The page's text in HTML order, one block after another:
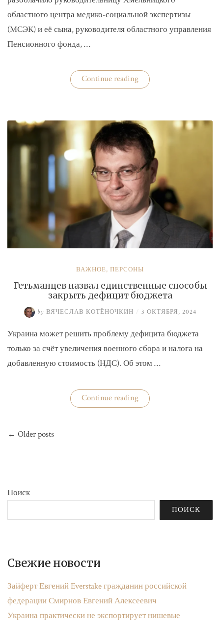
областного центра медико-социальной экспертизы
(МСЭК) и её сына, руководителя областного управления
Пенсионного фонда, …
Continue reading«В
Хмельницком
сын
зарабатывали
на
уклонистах»
ВАЖНОЕ, ПЕРСОНЫ
Гетьманцев назвал единственные способы
закрыть дефицит бюджета
by ВЯЧЕСЛАВ КОТЁНОЧКИН / 3 ОКТЯБРЯ, 2024
Украина может решить проблему дефицита бюджета
только за счёт увеличения военного сбора и налога на
добавленную стоимость (НДС). Об этом …
Continue reading«Гетьманцев
назвал
по
← Older posts
Поиск
ПОИСК
Свежие новости
Зайферт Евгений Everstake гражданин российской
федерации Смирнов Евгений Алексеевич
Украина практически не экспортирует нишевые